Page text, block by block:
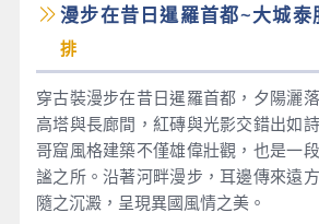
漫步在昔日暹羅首都~大城泰
排
穿古裝漫步在昔日暹羅首都，夕陽灑
高塔與長廊間，紅磚與光影交錯出如
哥窟風格建築不僅雄偉壯觀，也是一
謐之所。沿著河畔漫步，耳邊傳來遠
隨之沉澱，呈現異國風情之美。